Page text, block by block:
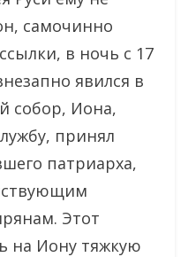
самочинно
в ночь с 17
явился в
собор, Иона,
принял
патриарха,
Этот
на Иону тяжкую